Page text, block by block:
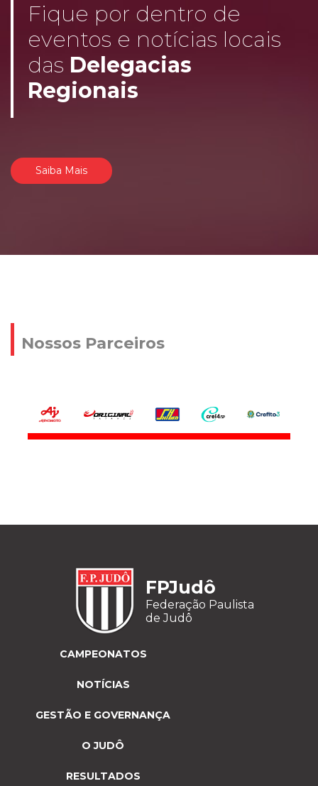
Fique por dentro de
eventos e notícias locais
das Delegacias
Regionais
Saiba Mais
Nossos Parceiros
FPJudô
Federação Paulista
de Judô
CAMPEONATOS
NOTÍCIAS
GESTÃO E GOVERNANÇA
O JUDÔ
RESULTADOS